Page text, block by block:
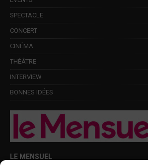
SPECTACLE
CONCERT
CINÉMA
THÉÂTRE
INTERVIEW
BONNES IDÉES
LE MENSUEL